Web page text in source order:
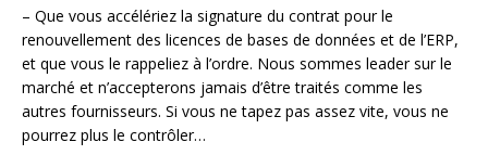
– Que vous accélériez la signature du contrat pour le
renouvellement des licences de bases de données et de l’ERP,
et que vous le rappeliez à l’ordre. Nous sommes leader sur le
marché et n’accepterons jamais d’être traités comme les
autres fournisseurs. Si vous ne tapez pas assez vite, vous ne
pourrez plus le contrôler…